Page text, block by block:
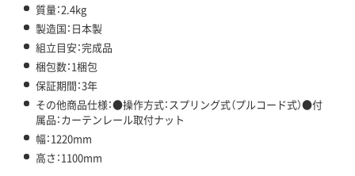
質量：2.4kg
製造国：日本製
組立目安：完成品
梱包数：1梱包
保証期間：3年
その他商品仕様：●操作方式：スプリング式（プルコード式）●付
属品：カーテンレール取付ナット
幅：1220mm
高さ：1100mm